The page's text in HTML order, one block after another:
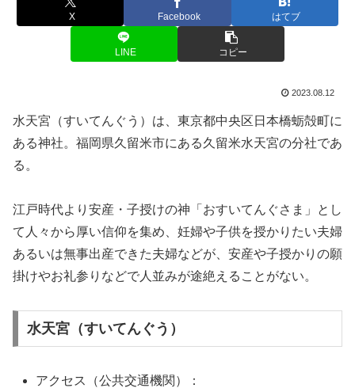
X Facebook はてブ
LINE コピー
2023.08.12
水天宮（すいてんぐう）は、東京都中央区日本橋蛎殻町に
ある神社。福岡県久留米市にある久留米水天宮の分社であ
る。
江戸時代より安産・子授けの神「おすいてんぐさま」とし
て人々から厚い信仰を集め、妊婦や子供を授かりたい夫婦
あるいは無事出産できた夫婦などが、安産や子授かりの願
掛けやお礼参りなどで人並みが途絶えることがない。
水天宮（すいてんぐう）
アクセス（公共交通機関）：